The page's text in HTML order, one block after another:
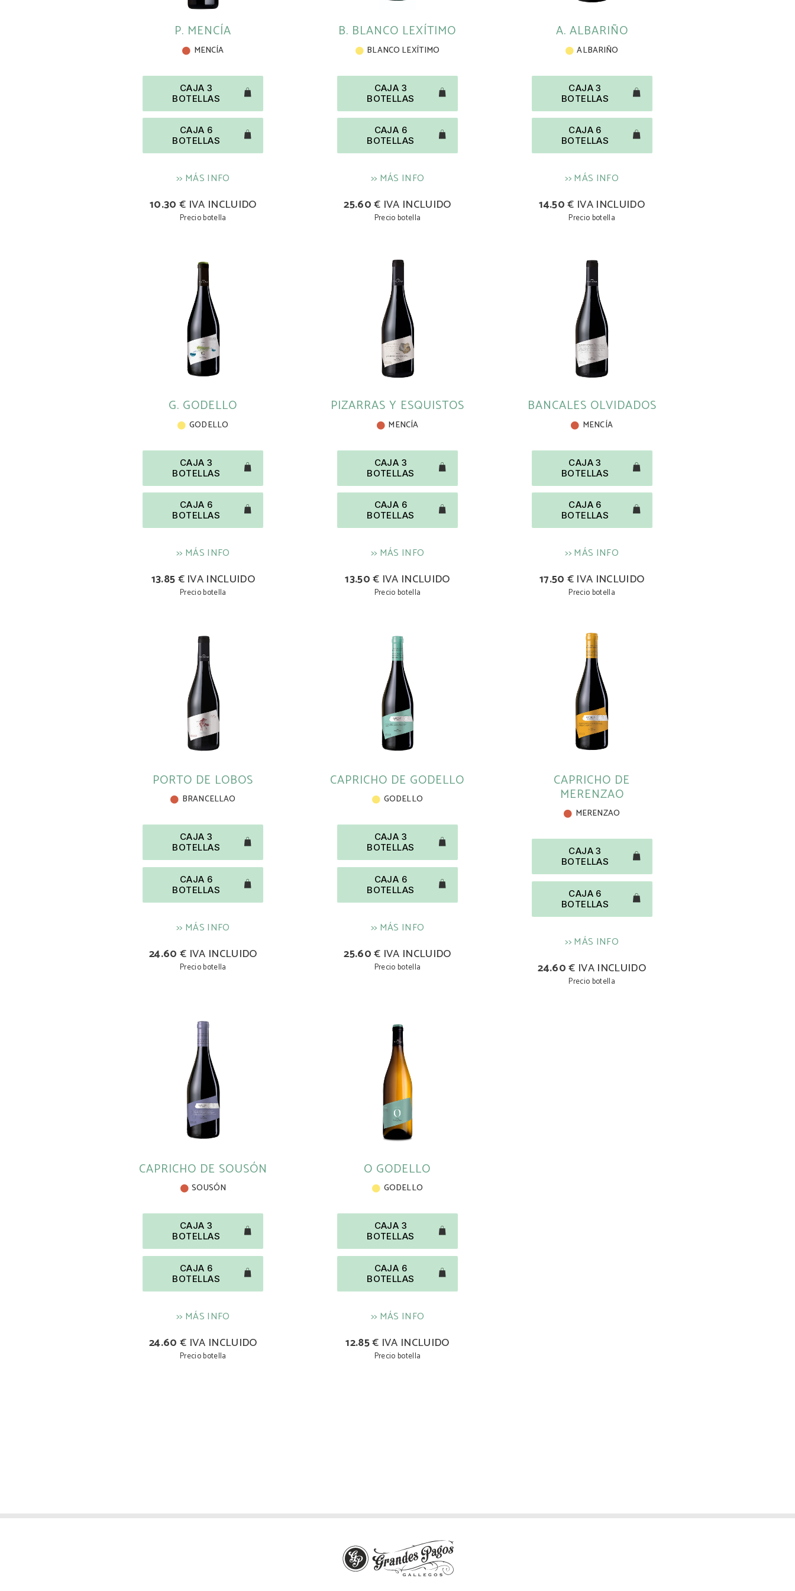
P. MENCÍA
MENCÍA
CAJA 3
BOTELLAS
CAJA 6
BOTELLAS
>> MÁS INFO
10.30 € IVA INCLUIDO
Precio botella
B. BLANCO LEXÍTIMO
BLANCO LEXÍTIMO
CAJA 3
BOTELLAS
CAJA 6
BOTELLAS
>> MÁS INFO
25.60€ IVA INCLUIDO
Precio botella
A. ALBARIÑO
ALBARIÑO
CAJA 3
BOTELLAS
CAJA 6
BOTELLAS
>> MÁS INFO
14.50€ IVA INCLUIDO
Precio botella
G. GODELLO
GODELLO
CAJA 3
BOTELLAS
CAJA 6
BOTELLAS
>> MÁS INFO
13.85€ IVA INCLUIDO
Precio botella
PIZARRAS Y ESQUISTOS
MENCÍA
CAJA 3
BOTELLAS
CAJA 6
BOTELLAS
>> MÁS INFO
13.50€ IVA INCLUIDO
Precio botella
BANCALES OLVIDADOS
MENCÍA
CAJA 3
BOTELLAS
CAJA 6
BOTELLAS
>> MÁS INFO
17.50 € IVA INCLUIDO
Precio botella
PORTO DE LOBOS
BRANCELLAO
CAJA 3
BOTELLAS
CAJA 6
BOTELLAS
>> MÁS INFO
24.60 € IVA INCLUIDO
Precio botella
CAPRICHO DE GODELLO
GODELLO
CAJA 3
BOTELLAS
CAJA 6
BOTELLAS
>> MÁS INFO
25.60€ IVA INCLUIDO
Precio botella
CAPRICHO DE
MERENZAO
MERENZAO
CAJA 3
BOTELLAS
CAJA 6
BOTELLAS
>> MÁS INFO
24.60€ IVA INCLUIDO
Precio botella
CAPRICHO DE SOUSÓN
SOUSÓN
CAJA 3
BOTELLAS
CAJA 6
BOTELLAS
>> MÁS INFO
24.60 € IVA INCLUIDO
Precio botella
O GODELLO
GODELLO
CAJA 3
BOTELLAS
CAJA 6
BOTELLAS
>> MÁS INFO
12.85€ IVA INCLUIDO
Precio botella